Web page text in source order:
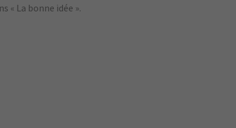
« La bonne idée ».